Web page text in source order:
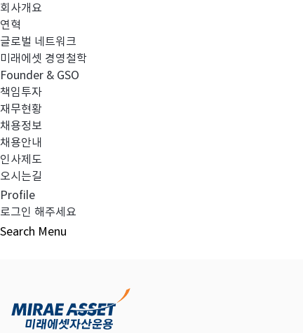
회사개요
연혁
글로벌 네트워크
미래에셋 경영철학
Founder & GSO
책임투자
재무현황
채용정보
채용안내
인사제도
오시는길
Profile
로그인 해주세요
Search Menu
이전글
다음글
목록보기